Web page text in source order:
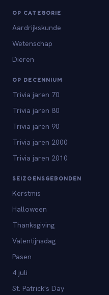
OP CATEGORIE
Aardrijkskunde
Wetenschap
Dieren
OP DECENNIUM
Trivia jaren 70
Trivia jaren 80
Trivia jaren 90
Trivia jaren 2000
Trivia jaren 2010
SEIZOENSGEBONDEN
Kerstmis
Halloween
Thanksgiving
Valentijnsdag
Pasen
4 juli
St. Patrick's Day